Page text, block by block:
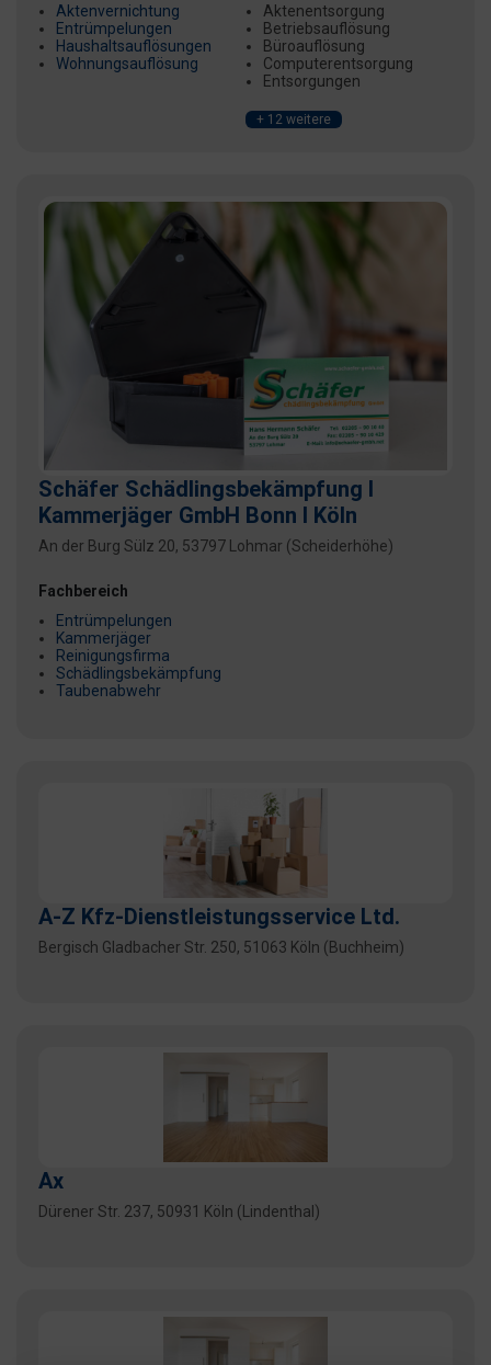
Aktenvernichtung
Entrümpelungen
Haushaltsauflösungen
Wohnungsauflösung
Aktenentsorgung
Betriebsauflösung
Büroauflösung
Computerentsorgung
Entsorgungen
+ 12 weitere
Schäfer Schädlingsbekämpfung I
Kammerjäger GmbH Bonn I Köln
An der Burg Sülz 20, 53797 Lohmar (Scheiderhöhe)
Fachbereich
Entrümpelungen
Kammerjäger
Reinigungsfirma
Schädlingsbekämpfung
Taubenabwehr
A-Z Kfz-Dienstleistungsservice Ltd.
Bergisch Gladbacher Str. 250, 51063 Köln (Buchheim)
Ax
Dürener Str. 237, 50931 Köln (Lindenthal)